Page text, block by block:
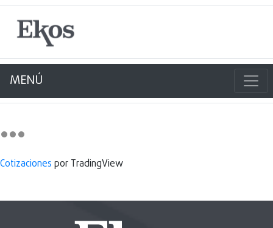
MENÚ
Cotizaciones por TradingView